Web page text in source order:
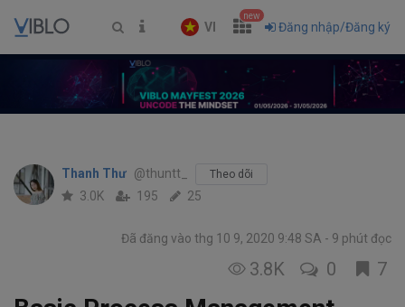
VI
new
Đăng nhập/Đăng ký
Thanh Thư @thuntt_ Theo dõi
3.0K 195 25
Đã đăng vào thg 10 9, 2020 9:48 SA 9 phút đọc
3.8K 0 7